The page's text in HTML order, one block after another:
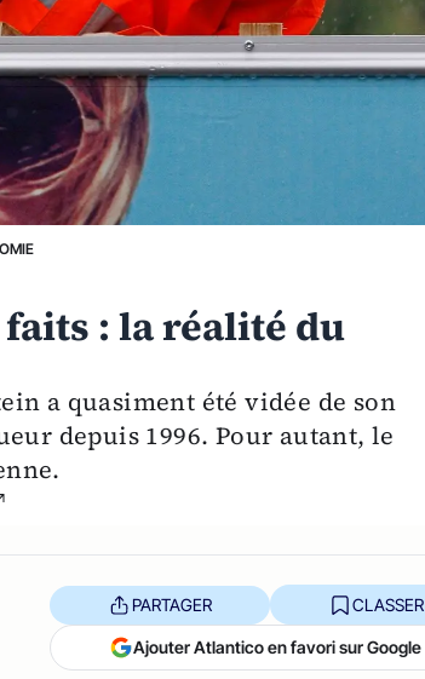
: la réalité du
a quasiment été vidée de son
depuis 1996. Pour autant, le
PARTAGER CLASSER
Ajouter Atlantico en favori sur Google